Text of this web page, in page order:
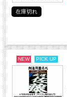
在庫切れ
NEW PICK UP